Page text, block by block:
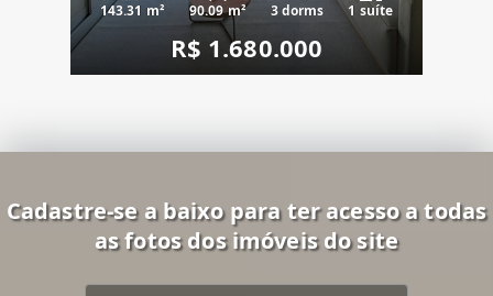
143.31 m² 90.09 m² 3 dorms 1 suíte
R$ 1.680.000
Cadastre-se a baixo para ter acesso a todas
as fotos dos imóveis do site